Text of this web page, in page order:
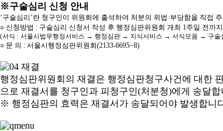
※구술심리 신청 안내
‘구술심리’란 청구인이 위원회에 출석하여 처분의 위법·부당함을 직접
○ 신청방법 : 구술심리 신청서 작성 후 행정심판위원회 개최 1주일 전까
(서식 : 서울시법무행정서비스 → 행정심판 → 지식서비스 → 서식모음 → 구술
○ 문 의 : 서울시행정심판위원회(2133-6695~8)
행정심판위원회의 재결은 행정심판청구사건에 대한
으로 재결서를 청구인과 피청구인(처분청)에게 송달합
※ 행정심판의 효력은 재결서가 송달되어야 발생합니